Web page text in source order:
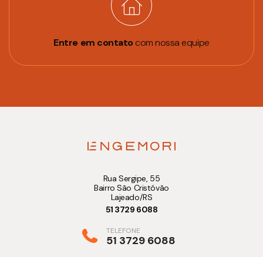
Entre em contatocom nossa equipe
Rua Sergipe, 55
Bairro São Cristóvão
Lajeado/RS
51 3729 6088
TELEFONE
51 3729 6088